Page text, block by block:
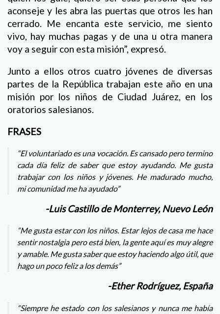
aconseje y les abra las puertas que otros les han
cerrado. Me encanta este servicio, me siento
vivo, hay muchas pagas y de una u otra manera
voy a seguir con esta misión”, expresó.
Junto a ellos otros cuatro jóvenes de diversas
partes de la República trabajan este año en una
misión por los niños de Ciudad Juárez, en los
oratorios salesianos.
FRASES
“El voluntariado es una vocación. Es cansado pero termino
cada día feliz de saber que estoy ayudando. Me gusta
trabajar con los niños y jóvenes. He madurado mucho,
mi comunidad me ha ayudado”
-Luis Castillo de Monterrey, Nuevo León
“Me gusta estar con los niños. Estar lejos de casa me hace
sentir nostalgia pero está bien, la gente aquí es muy alegre
y amable. Me gusta saber que estoy haciendo algo útil, que
hago un poco feliz a los demás”
-Ether Rodríguez, España
“Siempre he estado con los salesianos y nunca me había